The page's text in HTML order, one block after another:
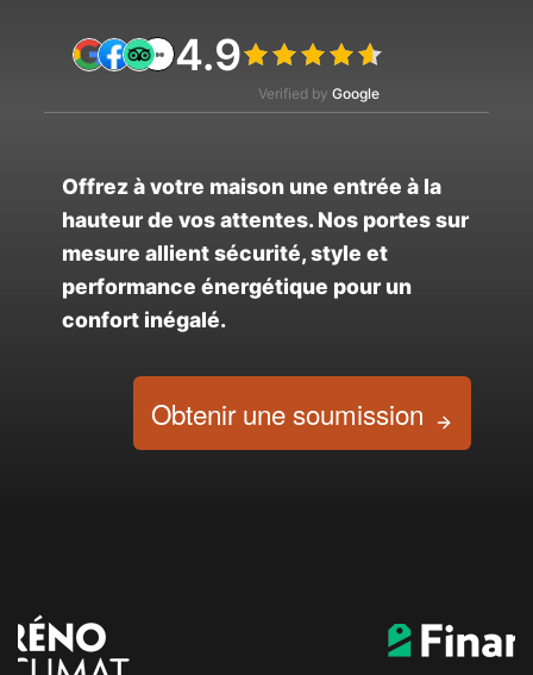
4.9
Verified by Google
Offrez à votre maison une entrée à la
hauteur de vos attentes. Nos portes sur
mesure allient sécurité, style et
performance énergétique pour un
confort inégalé.
Obtenir une soumission